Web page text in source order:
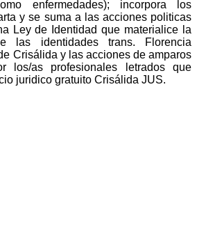
enfermedades); incorpora los
y se suma a las acciones politicas
Ley de Identidad que materialice la
las identidades trans.
Florencia
Crisálida y l as acciones de amparos
los/as profesionales letrados que
juridico gratuito Crisálida JUS.